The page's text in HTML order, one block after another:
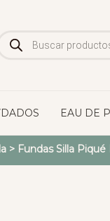
de
productos
EAU DE
> Fundas Silla